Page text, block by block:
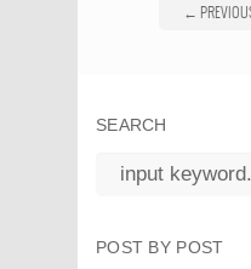
←
SEARCH
POST BY POST